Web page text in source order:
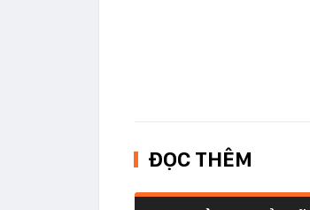
ĐỌC THÊM